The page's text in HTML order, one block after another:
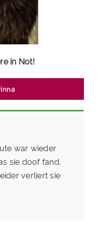
in Not!
war wieder
sie doof fand.
verliert sie